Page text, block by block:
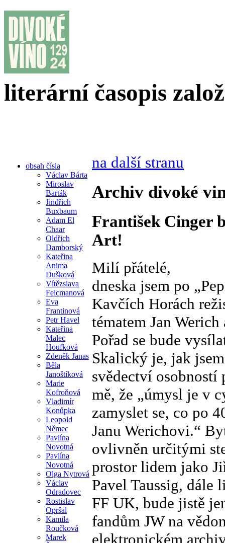
literární časopis
obsah čísla
Václav Bárta
Miroslav
Barták
Jindřich
Buxbaum
Adam El
Chaar
Oldřich
Damborský
Kateřina
Anima
Dušková
Vítězslava
Felcmanová
Eva
Frantinová
Petr Havel
Kateřina
Malec
Houfková
Zdeněk Janas
Běla
Janoštíková
Marie
Kofroňová
Vladimír
Konůpka
Leopold
Němec
Pavlína
Novotná
Pavlína
Novotná
Olga Nytrová
Václav
Odradovec
Rostislav
Opršal
Kamila
Roučková
Marek
na další stranu
Archiv divoké
František Cinger
Art!
Milí přátelé,
dneska jsem po
Kavčích Horách
tématem Jan
Pořad se bude
Skalický je, jak
svědectví
mě, že „úmysl je v
zamyslet se, co po
Janu Werichovi.“
ovlivněn určitými
prostor lidem jako
Pavel Taussig,
FF UK, bude jistě
fandům JW na
elektronickém